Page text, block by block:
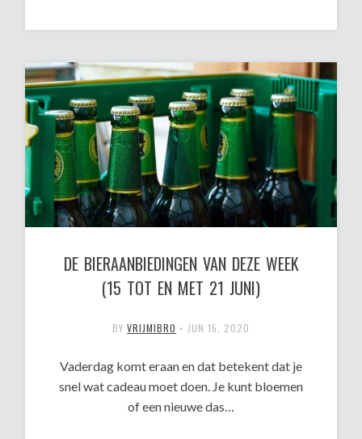
DE BIERAANBIEDINGEN VAN DEZE WEEK
(15 TOT EN MET 21 JUNI)
BY VRIJMIBRO • JUN 15, 2020
Vaderdag komt eraan en dat betekent dat je
snel wat cadeau moet doen. Je kunt bloemen
of een nieuwe das…